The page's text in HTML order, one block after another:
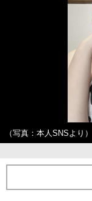
（写真：本人SNSより）